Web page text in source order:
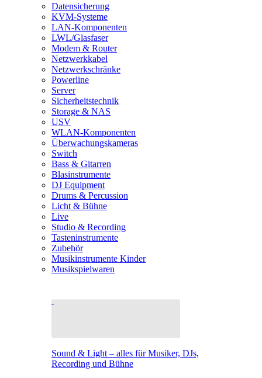
Datensicherung
KVM-Systeme
LAN-Komponenten
LWL/Glasfaser
Modem & Router
Netzwerkkabel
Netzwerkschränke
Powerline
Server
Sicherheitstechnik
Storage & NAS
USV
WLAN-Komponenten
Überwachungskameras
Switch
Bass & Gitarren
Blasinstrumente
DJ Equipment
Drums & Percussion
Licht & Bühne
Live
Studio & Recording
Tasteninstrumente
Zubehör
Musikinstrumente Kinder
Musikspielwaren
Sound & Light – alles für Musiker, DJs,
Recording und Bühne